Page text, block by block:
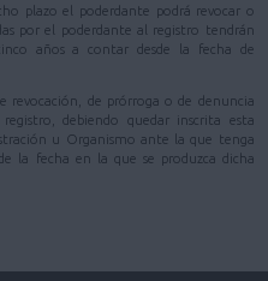
plazo el poderdante podrá revocar o
por el poderdante al registro tendrán
años a contar desde la fecha de
revocación, de prórroga o de denuncia
debiendo quedar inscrita esta
u Organismo ante la que tenga
la fecha en la que se produzca dicha